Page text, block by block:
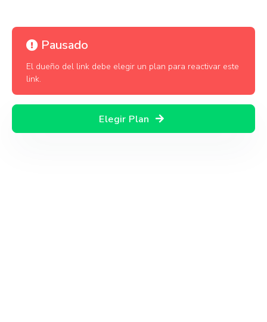
Pausado
El dueño del link debe elegir un plan para reactivar este
link.
Elegir Plan